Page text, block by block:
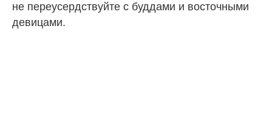
не переусердствуйте с буддами и восточными
девицами.